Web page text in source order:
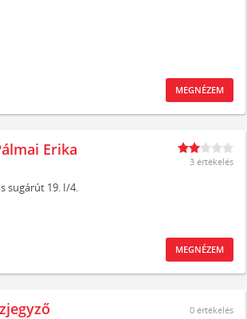
MEGNÉZEM
Erika
sugárút 19. I/4.
3 értékelés
MEGNÉZEM
0 értékelés